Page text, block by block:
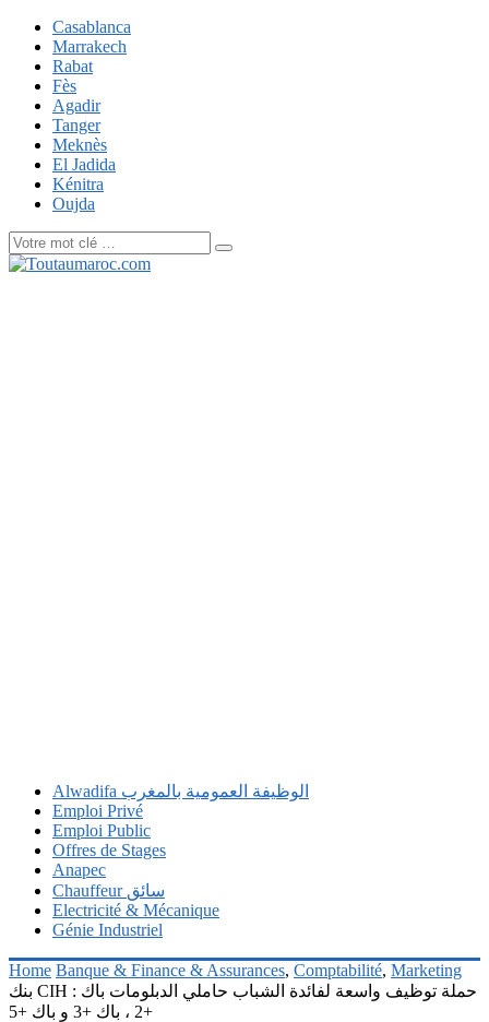
Casablanca
Marrakech
Rabat
Fès
Agadir
Tanger
Meknès
El Jadida
Kénitra
Oujda
Alwadifa الوظيفة العمومية بالمغرب
Emploi Privé
Emploi Public
Offres de Stages
Anapec
Chauffeur سائق
Electricité & Mécanique
Génie Industriel
Home Banque & Finance & Assurances, Comptabilité, Marketing
بنك CIH : حملة توظيف واسعة لفائدة الشباب حاملي الدبلومات باك
+2 ، باك +3 و باك +5